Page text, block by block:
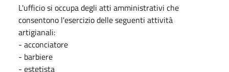
L'ufficio si occupa degli atti amministrativi che
consentono l'esercizio delle seguenti attività
artigianali:
- acconciatore
- barbiere
- estetista